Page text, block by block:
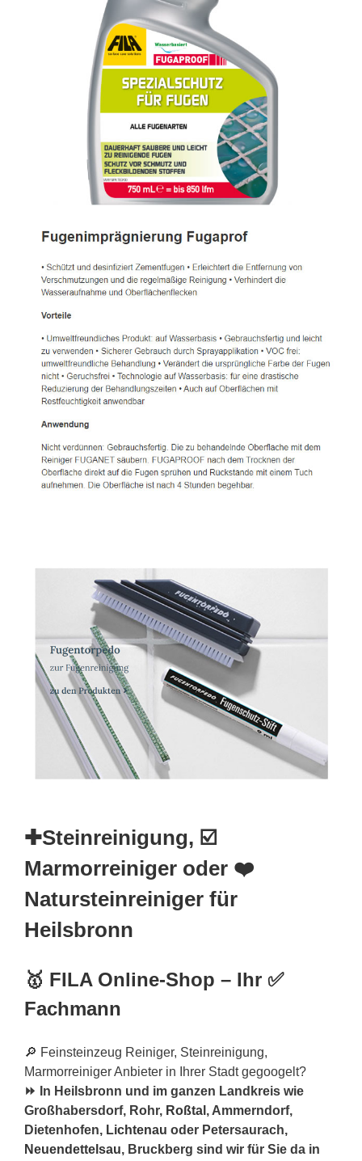
✚Steinreinigung, ☑️
Marmorreiniger oder ❤️
Natursteinreiniger für
Heilsbronn
🥇 FILA Online-Shop – Ihr ✅
Fachmann
🔎 Feinsteinzeug Reiniger, Steinreinigung,
Marmorreiniger Anbieter in Ihrer Stadt gegoogelt?
⏩ In Heilsbronn und im ganzen Landkreis wie
Großhabersdorf, Rohr, Roßtal , Ammerndorf,
Dietenhofen, Lichtenau oder Petersaurach,
Neuendettelsau, Bruckberg sind wir für Sie da in